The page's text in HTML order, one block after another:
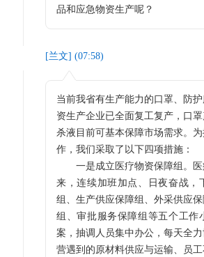
品和应急物资生产呢？
[兰文] (07:58)
当前我省有生产能力的口罩、防
资生产企业已全面复工复产，口
杀液目前可基本保障市场需求。
作，我们采取了以下四项措施：
一是成立医疗物资保障组。医
来，连续加班加点、日夜奋战，
组、生产供应保障组、外采供应
组、审批服务保障组等五个工作
案，抽调人员集中办公，每天全
营遇到的原材料供应与运输、员